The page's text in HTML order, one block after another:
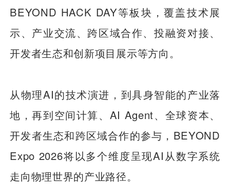
BEYOND HACK DAY等板块，覆盖技术展
示、产业交流、跨区域合作、投融资对接、
开发者生态和创新项目展示等方向。
从物理AI的技术演进，到具身智能的产业落
地，再到空间计算、AI Agent、全球资本、
开发者生态和跨区域合作的参与，BEYOND
Expo 2026将以多个维度呈现AI从数字系统
走向物理世界的产业路径。